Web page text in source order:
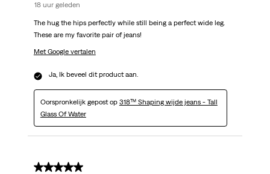
18 uur geleden
The hug the hips perfectly while still being a perfect wide leg.
These are my favorite pair of jeans!
Met Google vertalen
Ja, Ik beveel dit product aan.
Oorspronkelijk gepost op 318™ Shaping wijde jeans - Tall
Glass Of Water
5 van 5 sterren.